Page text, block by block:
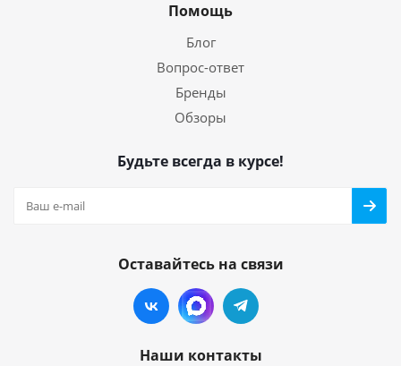
Помощь
Блог
Вопрос-ответ
Бренды
Обзоры
Будьте всегда в курсе!
Оставайтесь на связи
Наши контакты